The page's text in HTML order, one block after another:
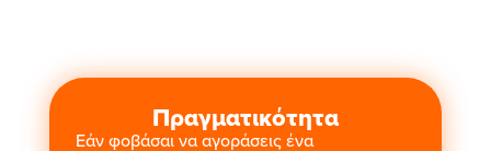
Πραγματικότητα
Εάν φοβάσαι να αγοράσεις ένα